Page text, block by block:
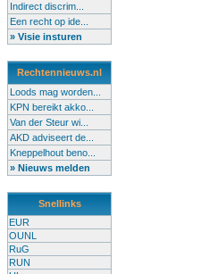
Indirect discrim...
Een recht op ide...
» Visie insturen
Rechtennieuws.nl
Loods mag worden...
KPN bereikt akko...
Van der Steur wi...
AKD adviseert de...
Kneppelhout beno...
» Nieuws melden
Snellinks
EUR
OUNL
RuG
RUN